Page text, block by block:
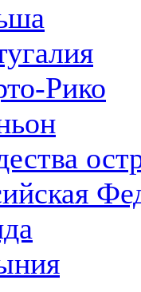
Рико